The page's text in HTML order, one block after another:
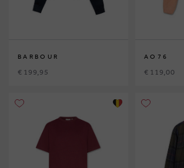
BARBOUR
€ 199,95
AO76
€ 119,00